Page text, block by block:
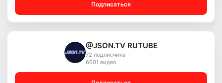
Подписаться
@JSON.TV RUTUBE
72 подписчика
6601 видео